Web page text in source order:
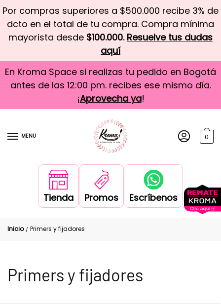
Por compras superiores a $500.000 recibe 3% de
dcto en el total de tu compra. Compra mínima
mayorista desde $100.000. Resuelve tus dudas
aquí
En Kroma Space si realizas tu pedido en Bogotá
antes de las 12:00 pm. recibes ese mismo día.
¡Aprovecha ya!
MENU 0
Tienda Promos Escríbenos
Inicio / Primers y fijadores
Primers y fijadores